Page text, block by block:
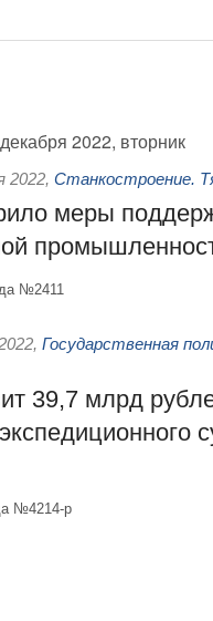
2022, вторник
2022, Станкостроение.
меры
№2411
, Государственная
39,7 млрд
№4214-р